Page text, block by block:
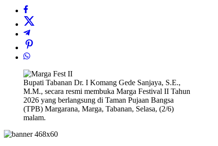
Bupati Tabanan Dr. I Komang Gede Sanjaya, S.E.,
M.M., secara resmi membuka Marga Festival II Tahun
2026 yang berlangsung di Taman Pujaan Bangsa
(TPB) Margarana, Marga, Tabanan, Selasa, (2/6)
malam.